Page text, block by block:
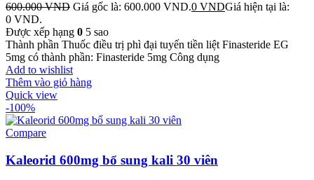
600.000VND Giá gốc là: 600.000 VND.0 VNDGiá hiện tại là:
0 VND.
Được xếp hạng 0 5 sao
Thành phần Thuốc điều trị phì đại tuyến tiền liệt Finasteride EG
5mg có thành phần: Finasteride 5mg Công dụng
Add to wishlist
Thêm vào giỏ hàng
Quick view
-100%
Compare
Kaleorid 600mg bổ sung kali 30 viên